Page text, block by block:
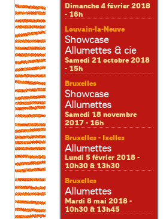
Dimanche 4 février 2018
- 16h
Louvain-la-Neuve
Showcase
Allumettes & cie
Samedi 21 octobre 2018
- 15h
Bruxelles
Showcase
Allumettes
Samedi 18 novembre
2017 - 16h
Bruxelles - Ixelles
Allumettes
Lundi 5 février 2018 -
10h30 & 13h30
Bruxelles
Allumettes
Mardi 8 mai 2018 -
10h30 & 13h45